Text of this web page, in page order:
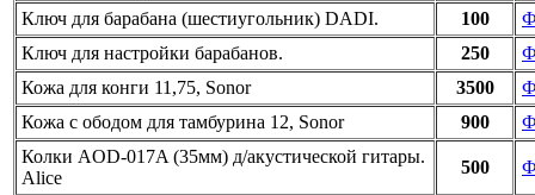
Ключ для барабана (шестиугольник) DADI.
100
Ключ для настройки барабанов.
250
Кожа для конги 11,75, Sonor
3500
Кожа с ободом для тамбурина 12, Sonor
900
Колки AOD-017A (35мм) д/акустической гитары.
Alice
500